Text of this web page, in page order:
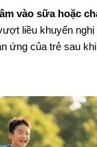
vào sữa hoặc
liều khuyến nghị
ứng của trẻ sau